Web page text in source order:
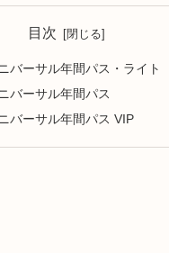
目次
バーサル年間パス・ライト
バーサル年間パス
バーサル年間パス VIP